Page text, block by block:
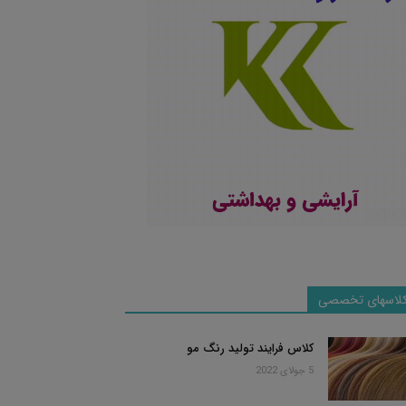
تخصصی
کلاس فرایند تولید رنگ مو
5 جولای 2022